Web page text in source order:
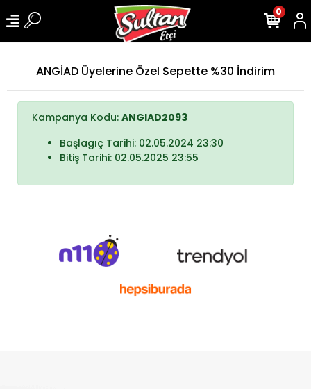
0
ANGİAD Üyelerine Özel Sepette %30 İndirim
Kampanya Kodu: ANGIAD2093
Başlagıç Tarihi: 02.05.2024 23:30
Bitiş Tarihi: 02.05.2025 23:55